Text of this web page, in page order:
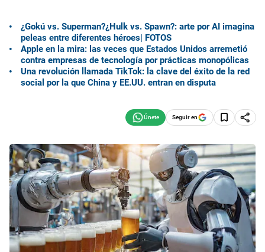
¿Gokú vs. Superman?¿Hulk vs. Spawn?: arte por AI imagina
peleas entre diferentes héroes| FOTOS
Apple en la mira: las veces que Estados Unidos arremetió
contra empresas de tecnología por prácticas monopólicas
Una revolución llamada TikTok: la clave del éxito de la red
social por la que China y EE.UU. entran en disputa
Seguir en